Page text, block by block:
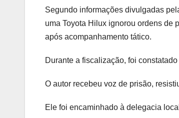
Segundo informações divulgadas
uma Toyota Hilux ignorou ordens de
após acompanhamento tático.
Durante a fiscalização, foi
O autor recebeu voz de prisão,
Ele foi encaminhado à delegacia